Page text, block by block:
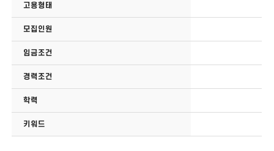
고용형태
모집인원
임금조건
경력조건
학력
키워드